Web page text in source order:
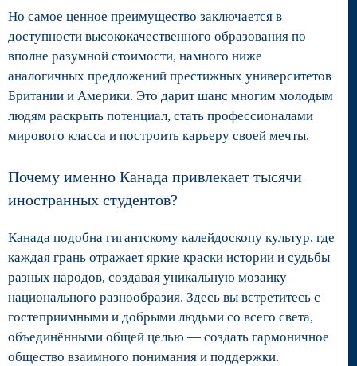
Но самое ценное преимущество заключается в
доступности высококачественного образования по
вполне разумной стоимости, намного ниже
аналогичных предложений престижных университетов
Британии и Америки. Это дарит шанс многим молодым
людям раскрыть потенциал, стать профессионалами
мирового класса и построить карьеру своей мечты.
Почему именно Канада привлекает тысячи
иностранных студентов?
Канада подобна гигантскому калейдоскопу культур, где
каждая грань отражает яркие краски истории и судьбы
разных народов, создавая уникальную мозаику
национального разнообразия. Здесь вы встретитесь с
гостеприимными и добрыми людьми со всего света,
объединёнными общей целью — создать гармоничное
общество взаимного понимания и поддержки.